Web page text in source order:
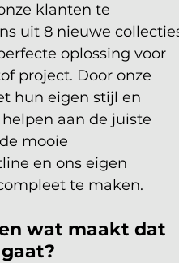
klanten te
uit 8 nieuwe
oplossing voor
project. Door onze
hun eigen stijl en
aan de juiste
mooie
en ons eigen
te maken.
wat maakt dat